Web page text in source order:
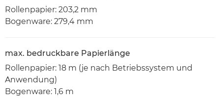
Rollenpapier: 203,2 mm
Bogenware: 279,4 mm
max. bedruckbare Papierlänge
Rollenpapier: 18 m (je nach Betriebssystem und
Anwendung)
Bogenware: 1,6 m